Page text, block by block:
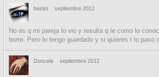
bastet septiembre 2012
No es q mi pareja lo vio y resulta q le como lo
borre. Pero lo tengo guardado y si quieres t lo paso
Doncela septiembre 2012